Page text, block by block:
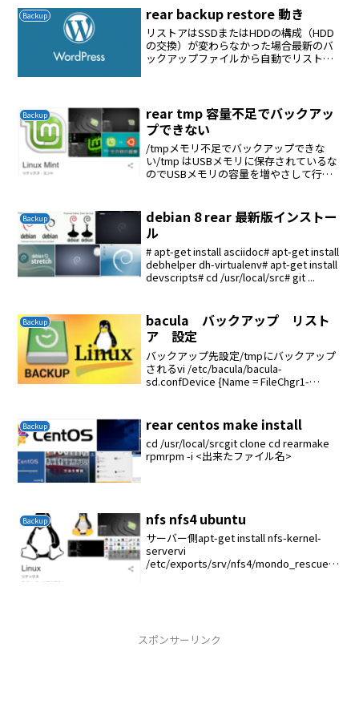
Backup rear backup restore 動き
リストアはSSDまたはHDDの構成（HDD
の交換）が変わらなかった場合最新のバ
ックアップファイルから自動でリストア
ターを押せ...
Backup
rear tmp 容量不足でバックアッ
プできない
/tmpメモリ不足でバックアップできな
い/tmp はUSBメモリに保存されているな
のでUSBメモリの容量を増やさして行え
Backup
debian 8 rear 最新版インストー
ル
# apt-get install asciidoc# apt-get install
debhelper dh-virtualenv# apt-get install
devscripts# cd /usr/local/src# git ...
Backup
bacula バックアップ リスト
ア 設定
バックアップ先設定/tmpにバックアップ
されるvi /etc/bacula/bacula-
sd.confDevice {Name = FileChgr1-
Backup rear centos make install
cd /usr/local/srcgit clone cd rearmake
rpmrpm -i <出来たファイル名>
Backup nfs nfs4 ubuntu
サーバー側apt-get install nfs-kernel-
servervi
/etc/exports/srv/nfs4/mondo_rescue
スポンサーリンク